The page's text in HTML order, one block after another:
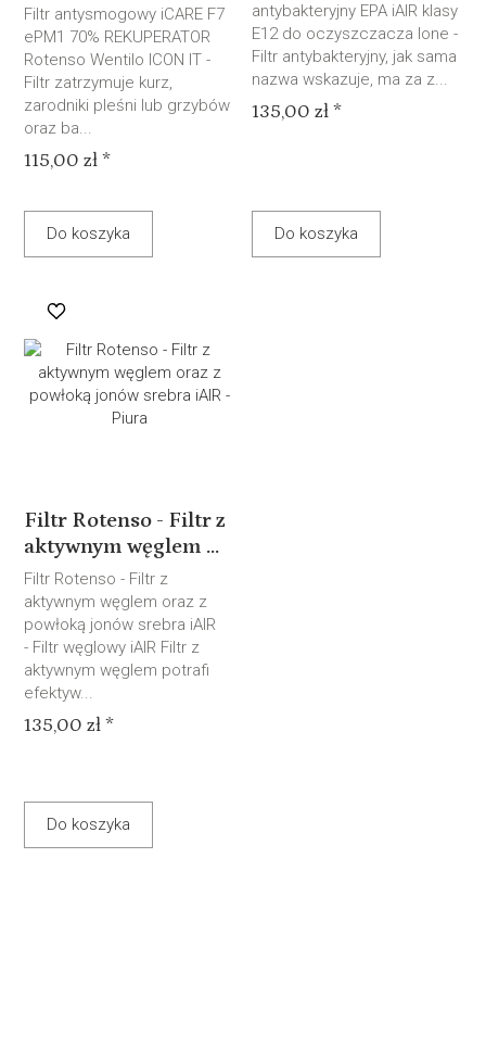
Filtr antysmogowy iCARE F7
ePM1 70% REKUPERATOR
Rotenso Wentilo ICON IT -
Filtr zatrzymuje kurz,
zarodniki pleśni lub grzybów
oraz ba...
115,00 zł *
Do koszyka
antybakteryjny EPA iAIR klasy
E12 do oczyszczacza Ione -
Filtr antybakteryjny, jak sama
nazwa wskazuje, ma za z...
135,00 zł *
Do koszyka
Filtr Rotenso - Filtr z
aktywnym węglem ...
Filtr Rotenso - Filtr z
aktywnym węglem oraz z
powłoką jonów srebra iAIR
- Filtr węglowy iAIR Filtr z
aktywnym węglem potrafi
efektyw...
135,00 zł *
Do koszyka